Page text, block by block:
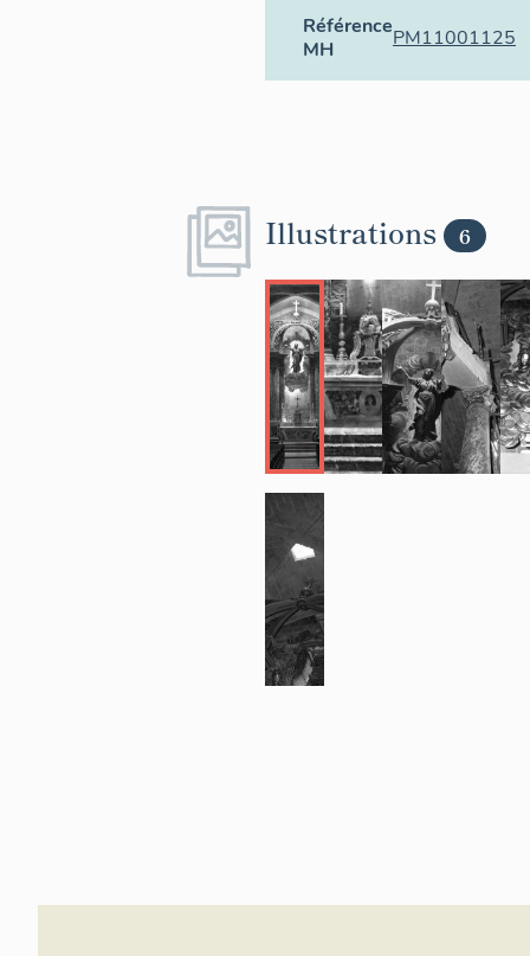
Référence
MH
PM11001125
Illustrations 6